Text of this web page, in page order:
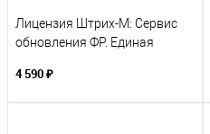
Лицензия Штрих-М: Сервис
обновления ФР. Единая
4 590 ₽